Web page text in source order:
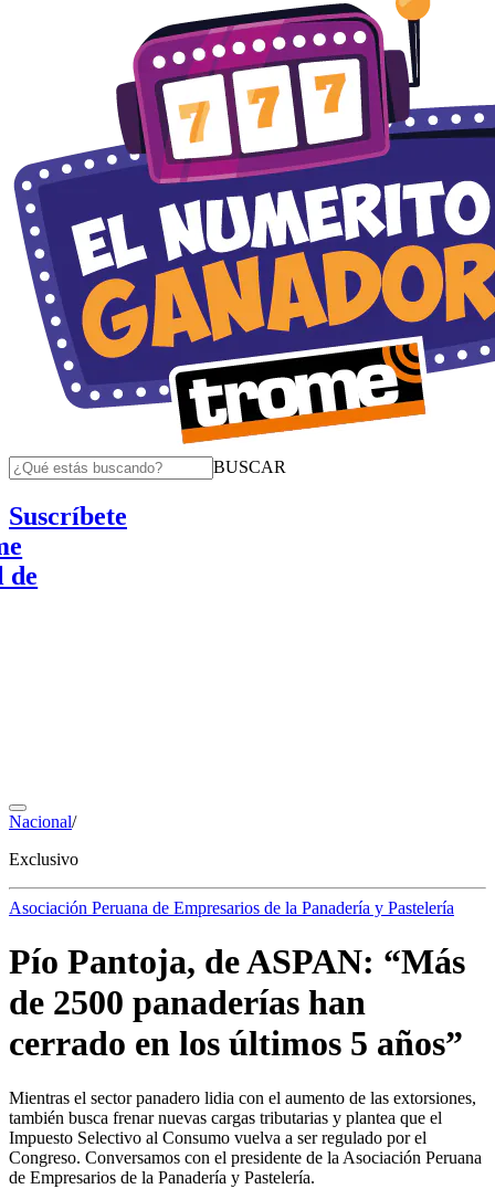
BUSCAR
Suscríbete
Nacional/
Exclusivo
Asociación Peruana de Empresarios de la Panadería y Pastelería
Pío Pantoja, de ASPAN: “Más
de 2500 panaderías han
cerrado en los últimos 5 años”
Mientras el sector panadero lidia con el aumento de las extorsiones,
también busca frenar nuevas cargas tributarias y plantea que el
Impuesto Selectivo al Consumo vuelva a ser regulado por el
Congreso. Conversamos con el presidente de la Asociación Peruana
de Empresarios de la Panadería y Pastelería.